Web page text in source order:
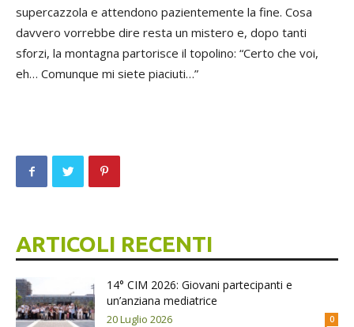
supercazzola e attendono pazientemente la fine. Cosa
davvero vorrebbe dire resta un mistero e, dopo tanti
sforzi, la montagna partorisce il topolino: “Certo che voi,
eh… Comunque mi siete piaciuti…”
ARTICOLI RECENTI
14° CIM 2026: Giovani partecipanti e
un’anziana mediatrice
20 Luglio 2026 0